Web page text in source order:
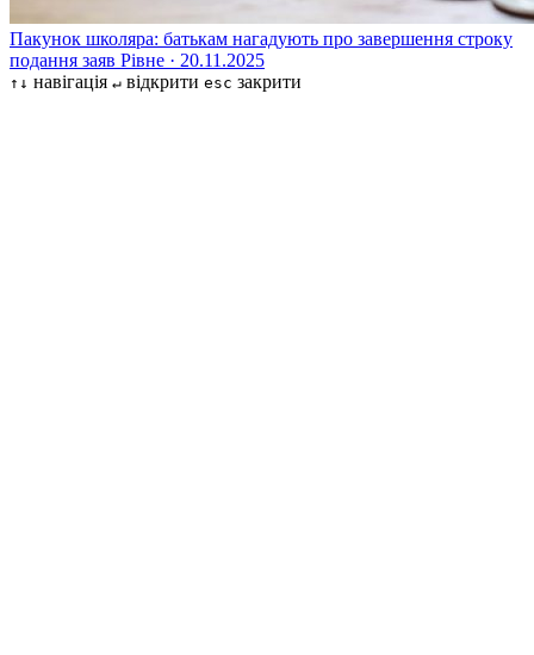
Пакунок школяра: батькам нагадують про завершення строку
подання заяв Рівне · 20.11.2025
↑↓ навігація ↵ відкрити esc закрити